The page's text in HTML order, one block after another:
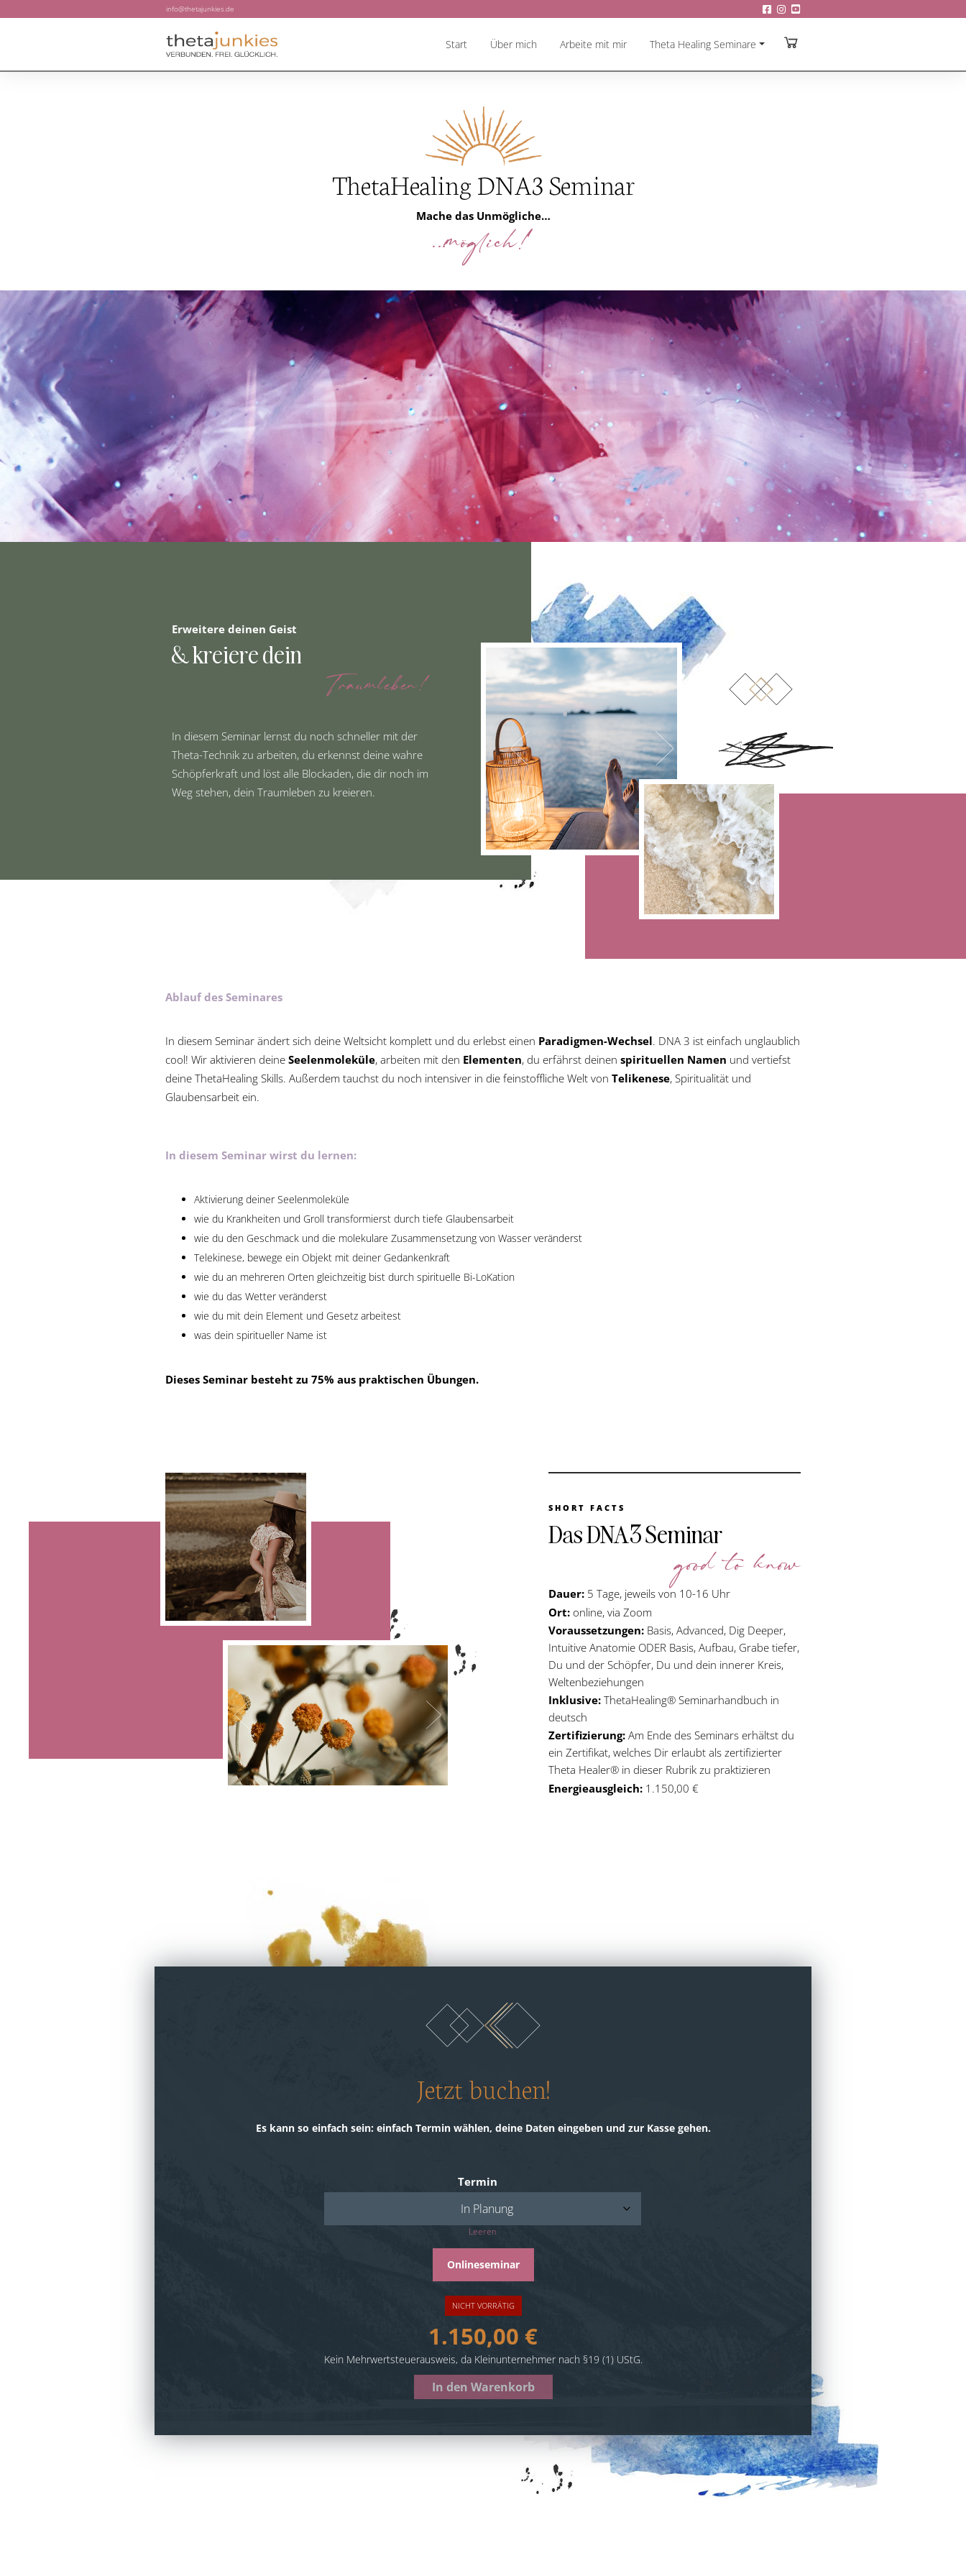
info@thetajunkies.de
Start Über mich Arbeite mit mir Theta Healing Seminare
ThetaHealing DNA3 Seminar
Mache das Unmögliche…
…möglich!
Erweitere deinen Geist
& kreiere dein
Traumleben!
In diesem Seminar lernst du noch schneller mit der
Theta-Technik zu arbeiten, du erkennst deine wahre
Schöpferkraft und löst alle Blockaden, die dir noch im
Weg stehen, dein Traumleben zu kreieren.
Ablauf des Seminares
In diesem Seminar ändert sich deine Weltsicht komplett und du erlebst einen Paradigmen-Wechsel. DNA 3 ist einfach unglaublich
cool! Wir aktivieren deine Seelenmoleküle, arbeiten mit den Elementen, du erfährst deinen spirituellen Namen und vertiefst
deine ThetaHealing Skills. Außerdem tauchst du noch intensiver in die feinstoffliche Welt von Telikenese, Spiritualität und
Glaubensarbeit ein.
In diesem Seminar wirst du lernen:
Aktivierung deiner Seelenmoleküle
wie du Krankheiten und Groll transformierst durch tiefe Glaubensarbeit
wie du den Geschmack und die molekulare Zusammensetzung von Wasser veränderst
Telekinese, bewege ein Objekt mit deiner Gedankenkraft
wie du an mehreren Orten gleichzeitig bist durch spirituelle Bi-LoKation
wie du das Wetter veränderst
wie du mit dein Element und Gesetz arbeitest
was dein spiritueller Name ist
Dieses Seminar besteht zu 75% aus praktischen Übungen.
SHORT FACTS
Das DNA3 Seminar
good to know
Dauer: 5 Tage, jeweils von 10-16 Uhr
Ort: online, via Zoom
Voraussetzungen: Basis, Advanced, Dig Deeper,
Intuitive Anatomie ODER Basis, Aufbau, Grabe tiefer,
Du und der Schöpfer, Du und dein innerer Kreis,
Weltenbeziehungen
Inklusive:ThetaHealing® Seminarhandbuch in
deutsch
Zertifizierung:Am Ende des Seminars erhältst du
ein Zertifikat, welches Dir erlaubt als zertifizierter
Theta Healer® in dieser Rubrik zu praktizieren
Energieausgleich: 1.150,00€
Jetzt buchen!
Es kann so einfach sein: einfach Termin wählen, deine Daten eingeben und zur Kasse gehen.
Termin
Leeren
Onlineseminar
NICHT VORRÄTIG
1.150,00 €
Kein Mehrwertsteuerausweis, da Kleinunternehmer nach §19 (1) UStG.
In den Warenkorb